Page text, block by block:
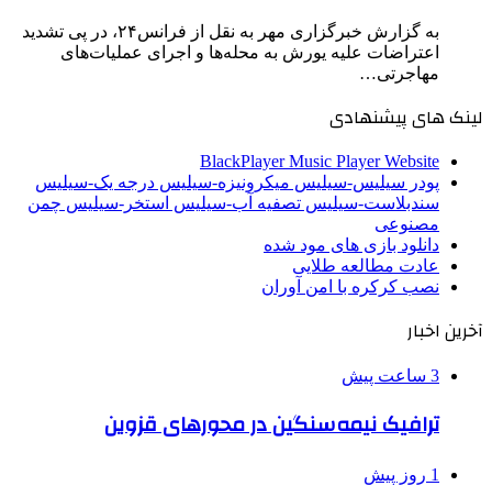
به گزارش خبرگزاری مهر به نقل از فرانس۲۴، در پی تشدید
اعتراضات علیه یورش به محله‌ها و اجرای عملیات‌های
مهاجرتی…
لینک های پیشنهادی
BlackPlayer Music Player Website
پودر سیلیس-سیلیس میکرونیزه-سیلیس درجه یک-سیلیس
سندبلاست-سیلیس تصفیه آب-سیلیس استخر-سیلیس چمن
مصنوعی
دانلود بازی های مود شده
عادت مطالعه طلایی
نصب کرکره با امن آوران
آخرین اخبار
3 ساعت پیش
ترافیک نیمه‌سنگین در محورهای قزوین
1 روز پیش